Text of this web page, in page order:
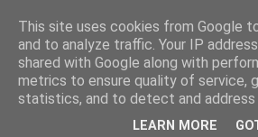
This site uses cookies from Google
and to analyze traffic. Your IP
shared with Google along with
metrics to ensure quality of service,
statistics, and to detect and address
LEARN MORE